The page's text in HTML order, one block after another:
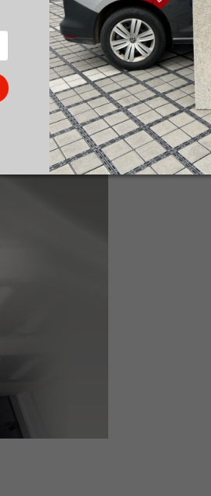
Na aplikaci nebude potřeba
naše doporučení, kde se
budete potřebovat.